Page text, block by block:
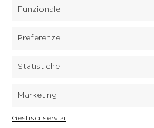
Funzionale
Preferenze
Statistiche
Marketing
Gestisci servizi
S. Stefano di Cadore
32045 S. Stefano di Cadore -
32040 Candide di Comelico
E-mail. candide@dolomitica.it